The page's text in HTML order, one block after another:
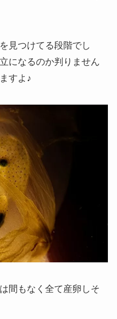
見つけてる段階でし
になるのか判りません
すよ♪
間もなく全て産卵しそ